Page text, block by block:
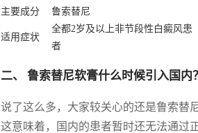
主要成分
鲁索替尼
适用症状
全都2岁及以上非节段性白癜风患
者
二、 鲁索替尼软膏什么时候引入国内？
说了这么多，大家较关心的还是鲁索替
这意味着，国内的患者暂时还无法通过